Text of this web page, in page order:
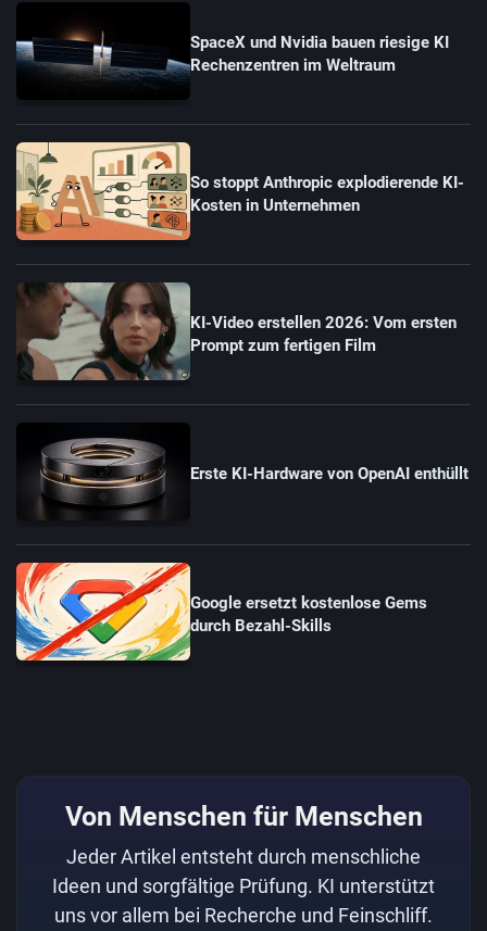
SpaceX und Nvidia bauen riesige KI
Rechenzentren im Weltraum
So stoppt Anthropic explodierende KI-
Kosten in Unternehmen
KI-Video erstellen 2026: Vom ersten
Prompt zum fertigen Film
Erste KI-Hardware von OpenAI enthüllt
Google ersetzt kostenlose Gems
durch Bezahl-Skills
Von Menschen für Menschen
Jeder Artikel entsteht durch menschliche
Ideen und sorgfältige Prüfung. KI unterstützt
uns vor allem bei Recherche und Feinschliff.